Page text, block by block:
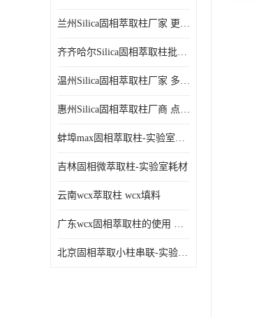
兰州Silica固相萃取柱厂家 更多请咨询
齐齐哈尔Silica固相萃取柱批发 更多请咨询
温州Silica固相萃取柱厂家 多种规格
惠州Silica固相萃取柱厂商 点击查询更多
蚌埠max固相萃取柱-实验室耗材
吉林固相微萃取柱-实验室耗材
云南wcx萃取柱 wcx填料
广东wcx固相萃取柱的使用 wcx固相萃取柱通用流程
北京固相萃取小柱串联-实验室耗材